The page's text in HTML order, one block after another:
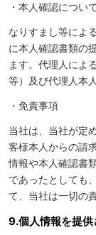
・本人確認につい
なりすまし等によ
に本人確認書類の
ます。代理人によ
等）及び代理人本
・免責事項
当社は、当社が定
客様本人からの請
情報や本人確認書
であったとしても
て、当社は一切の
9.個人情報を提